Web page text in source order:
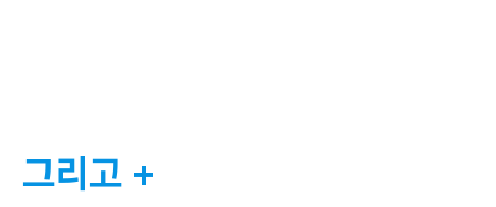
그리고 +